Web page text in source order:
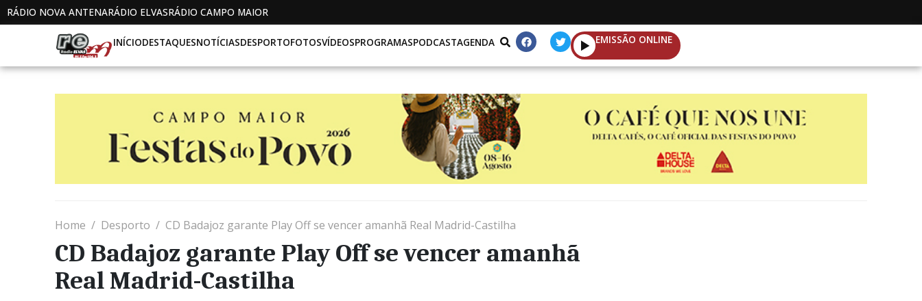
RÁDIO NOVA ANTENARÁDIO ELVASRÁDIO CAMPO MAIOR
INÍCIODESTAQUESNOTÍCIASDESPORTOFOTOSVÍDEOSPROGRAMASPODCASTAGENDA EMISSÃO ONLINE
Home Desporto CD Badajoz garante Play Off se vencer amanhã Real Madrid-Castilha
CD Badajoz garante Play Off se vencer amanhã
Real Madrid-Castilha